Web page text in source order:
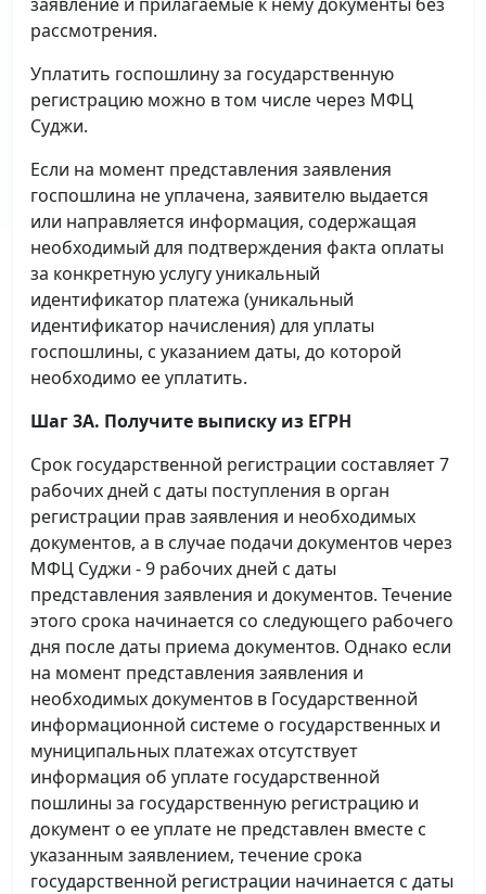
рассмотрения.
Уплатить госпошлину за государственную
регистрацию можно в том числе через МФЦ
Суджи.
Если на момент представления заявления
госпошлина не уплачена, заявителю выдается
или направляется информация, содержащая
необходимый для подтверждения факта оплаты
за конкретную услугу уникальный
идентификатор платежа (уникальный
идентификатор начисления) для уплаты
госпошлины, с указанием даты, до которой
необходимо ее уплатить.
Шаг 3А. Получите выписку из ЕГРН
Срок государственной регистрации составляет 7
рабочих дней с даты поступления в орган
регистрации прав заявления и необходимых
документов, а в случае подачи документов через
МФЦ Суджи - 9 рабочих дней с даты
представления заявления и документов. Течение
этого срока начинается со следующего рабочего
дня после даты приема документов. Однако если
на момент представления заявления и
необходимых документов в Государственной
информационной системе о государственных и
муниципальных платежах отсутствует
информация об уплате государственной
пошлины за государственную регистрацию и
документ о ее уплате не представлен вместе с
указанным заявлением, течение срока
государственной регистрации начинается с даты